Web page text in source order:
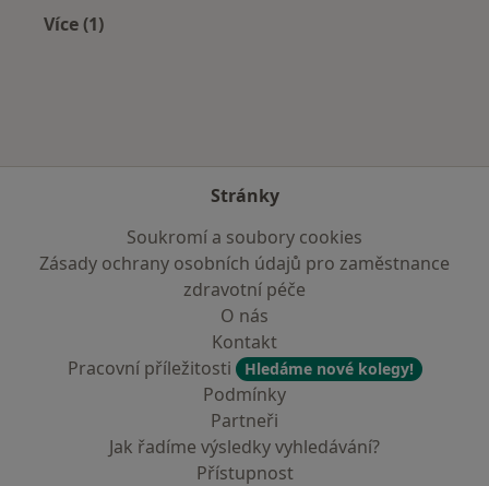
Více (1)
Stránky
Soukromí a soubory cookies
Zásady ochrany osobních údajů pro zaměstnance
zdravotní péče
O nás
Kontakt
Pracovní příležitosti
Hledáme nové kolegy!
Podmínky
Partneři
Jak řadíme výsledky vyhledávání?
Přístupnost